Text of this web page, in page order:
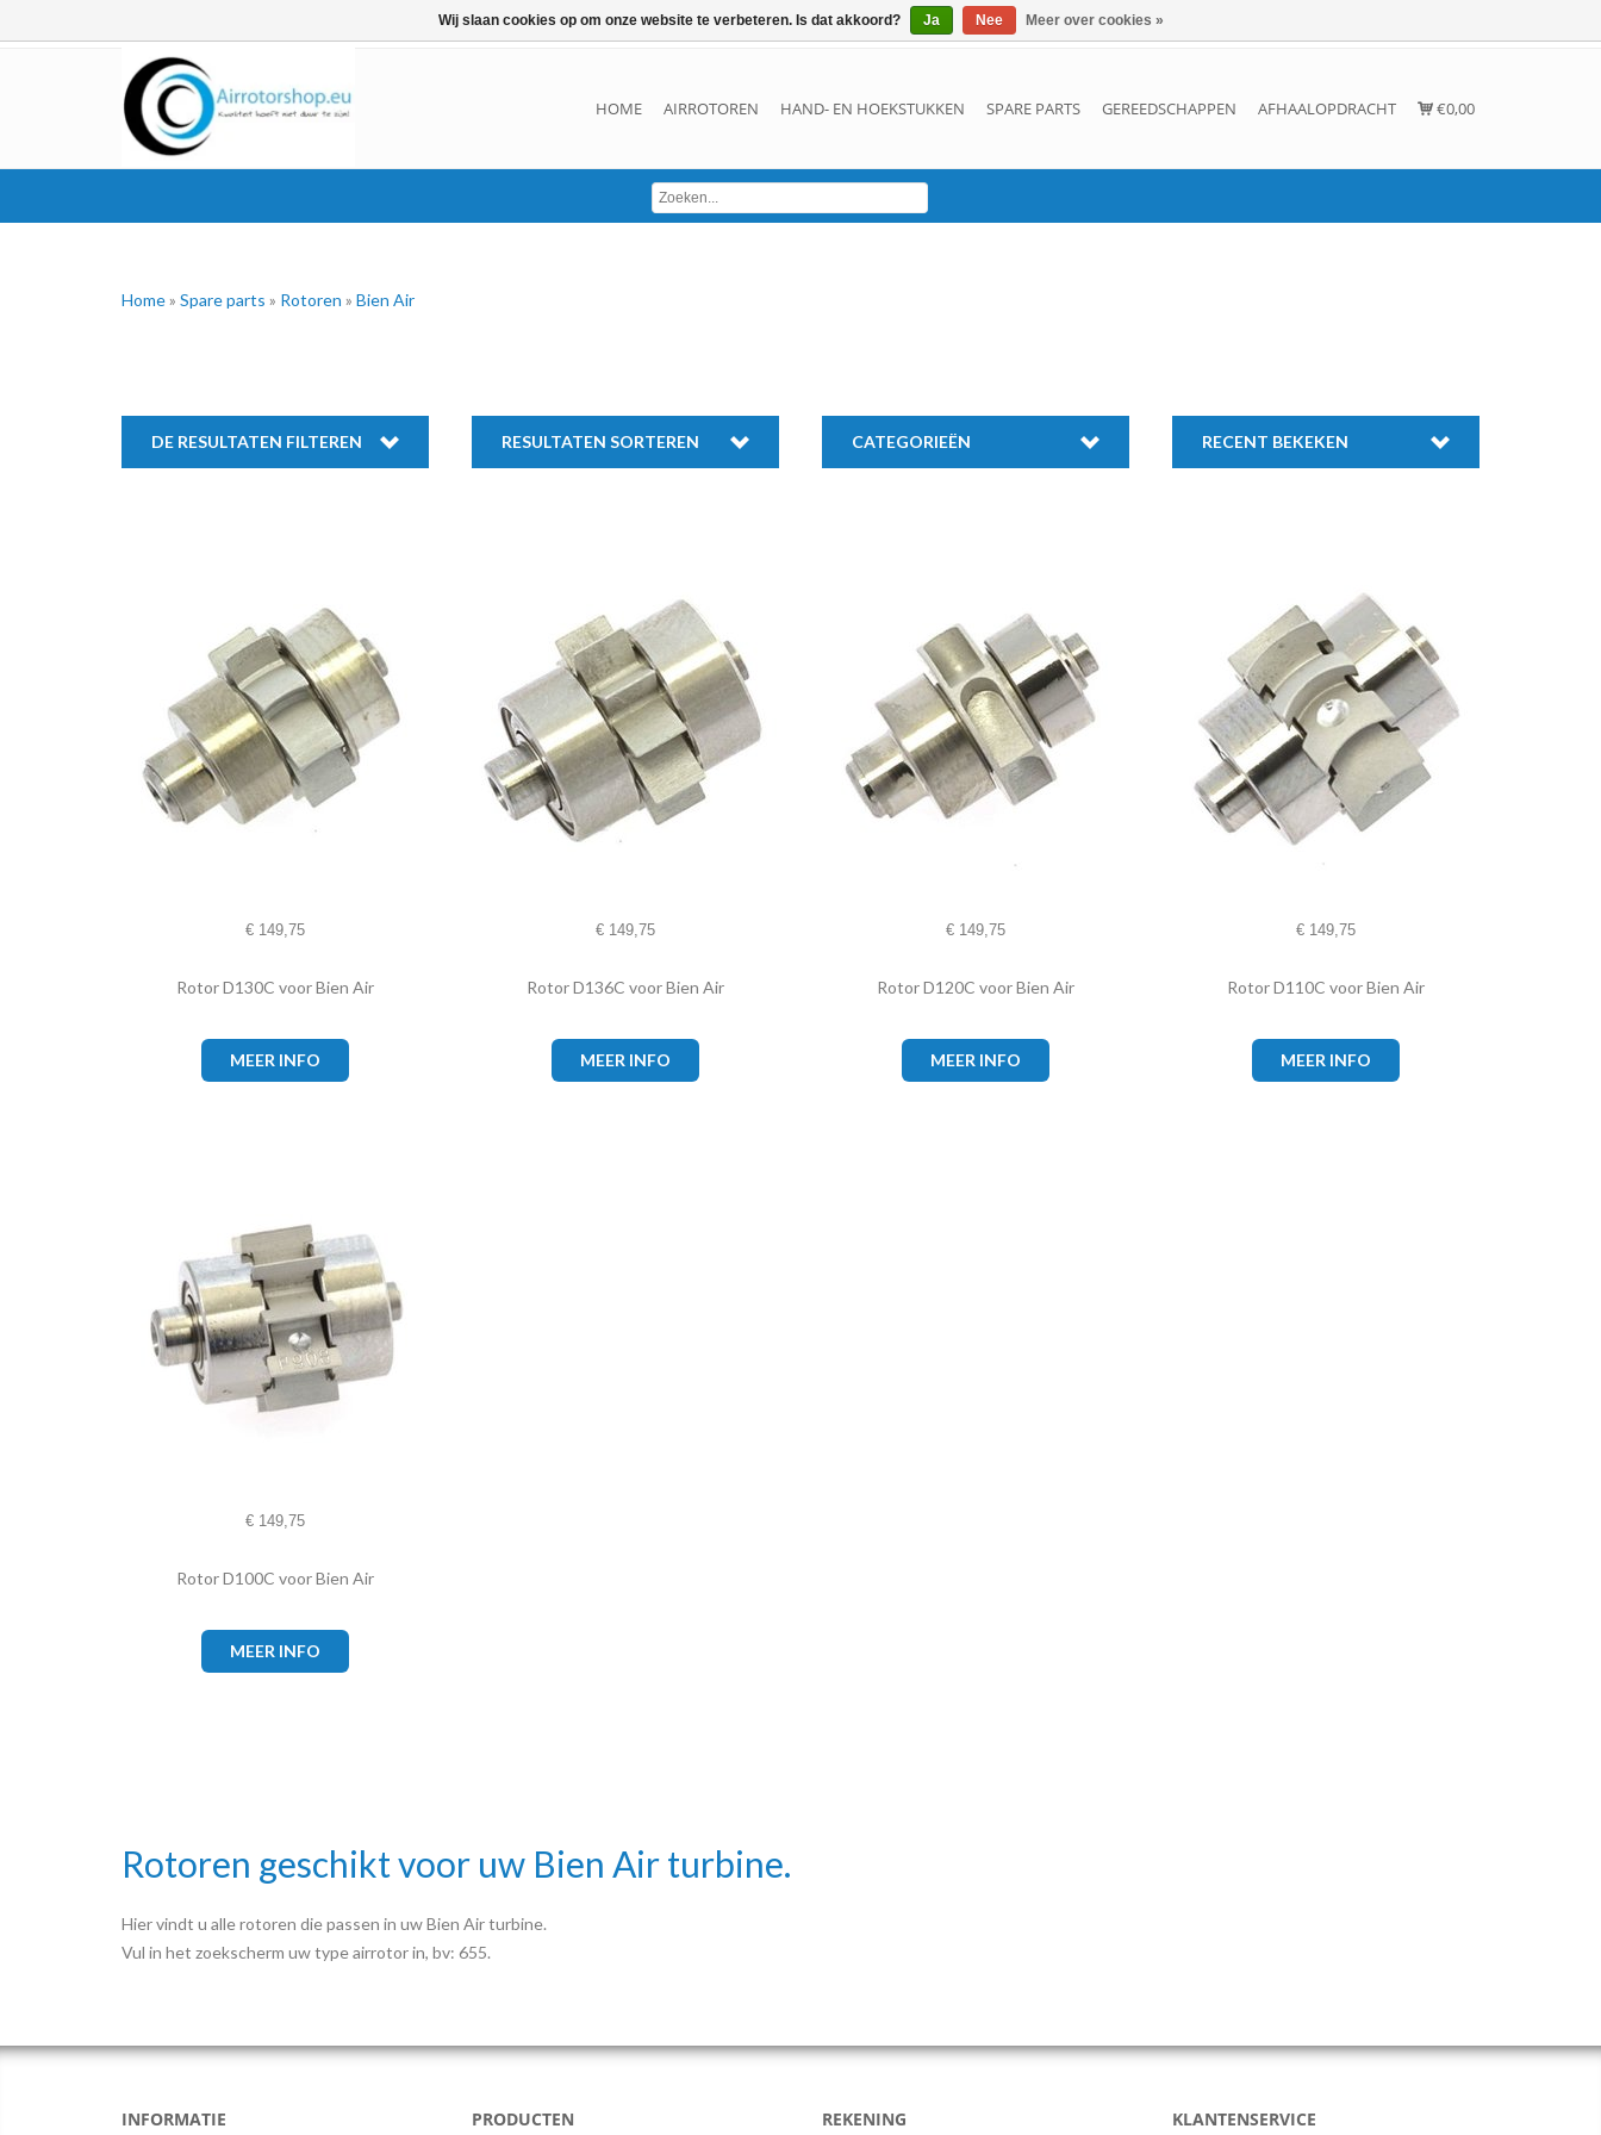
HOME AIRROTOREN HAND- EN HOEKSTUKKEN SPARE PARTS GEREEDSCHAPPEN AFHAALOPDRACHT €0,00
Home» Spare parts » Rotoren » Bien Air
DE RESULTATEN FILTEREN RESULTATEN SORTEREN CATEGORIEËN RECENT BEKEKEN
€ 149,75
Rotor D130C voor Bien Air
MEER INFO
€ 149,75
Rotor D136C voor Bien Air
MEER INFO
€ 149,75
Rotor D120C voor Bien Air
MEER INFO
€ 149,75
Rotor D110C voor Bien Air
MEER INFO
€ 149,75
Rotor D100C voor Bien Air
MEER INFO
Rotoren geschikt voor uw Bien Air turbine.
Hier vindt u alle rotoren die passen in uw Bien Air turbine.
Vul in het zoekscherm uw type airrotor in, bv: 655.
INFORMATIE PRODUCTEN REKENING KLANTENSERVICE
Wij slaan cookies op om onze website te verbeteren. Is dat akkoord? Ja Nee Meer over cookies »